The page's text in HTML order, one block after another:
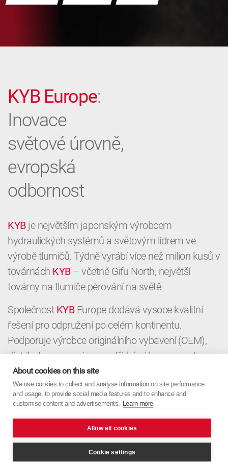
KYB Europe:
Inovace
světové úrovně,
evropská
odbornost
KYBje největším japonským výrobcem
hydraulických systémů a světovým lídrem ve
výrobě tlumičů. Týdně vyrábí více než milion kusů v
továrnách KYB– včetně Gifu North, největší
továrny na tlumiče pérování na světě.
Společnost KYBEurope dodává vysoce kvalitní
řešení pro odpružení po celém kontinentu.
Podporuje výrobce originálního vybavení (OEM),
distributory a servisy prvotřídními komponenty a
místními znalostmi. Od OEM až po aftermarket,
KYBEurope spojuje japonskou přesnost s
evropským zaměřením.
About cookies on this site
We use cookies to collect and analyse information on site performance
and usage, to provide social media features and to enhance and
customise content and advertisements. Learn more
Allow all cookies
Cookie settings